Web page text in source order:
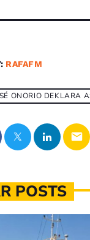
RAFAFM
ONORIO DEKLARA
email
POSTS